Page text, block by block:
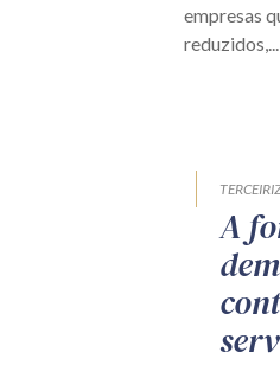
empresas
reduzidos,...
A